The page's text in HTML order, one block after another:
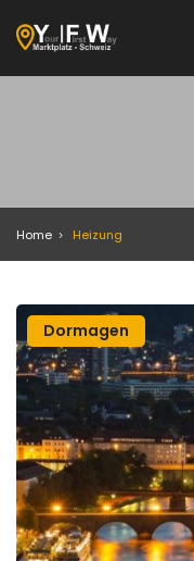
Home Heizung
Dormagen